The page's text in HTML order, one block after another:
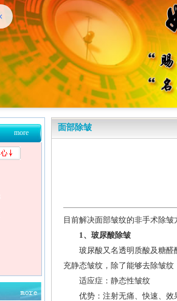
more
面部除皱
目前解决面部皱纹的非手术除皱
1、玻尿酸除皱
玻尿酸又名透明质酸及糖醛
充静态皱纹，除了能够去除皱
适应症：静态性皱纹
优势：注射无痛、快速、效